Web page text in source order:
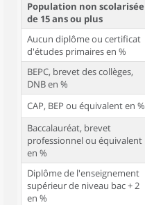
Population non scolarisée
de 15 ans ou plus
Aucun diplôme ou certificat
d'études primaires en %
BEPC, brevet des collèges,
DNB en %
CAP, BEP ou équivalent en %
Baccalauréat, brevet
professionnel ou équivalent
en %
Diplôme de l'enseignement
supérieur de niveau bac + 2
en %